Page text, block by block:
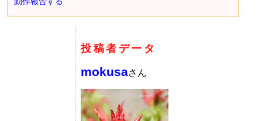
投稿者データ
mokusaさん